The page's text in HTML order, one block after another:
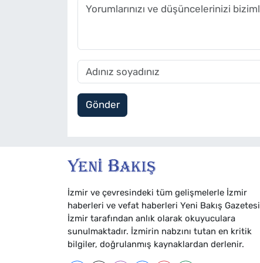
Gönder
İzmir ve çevresindeki tüm gelişmelerle İzmir
haberleri ve vefat haberleri Yeni Bakış Gazetesi
İzmir tarafından anlık olarak okuyuculara
sunulmaktadır. İzmirin nabzını tutan en kritik
bilgiler, doğrulanmış kaynaklardan derlenir.